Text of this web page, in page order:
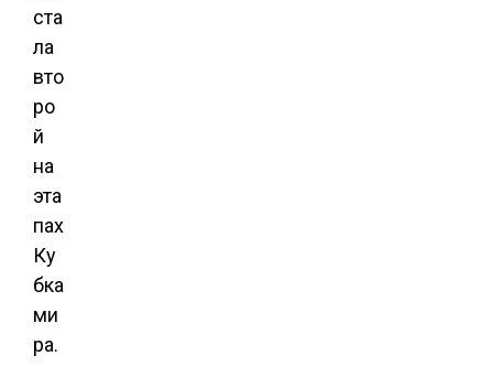
ста
ла
вто
ро
й
на
эта
пах
Ку
бка
ми
ра.